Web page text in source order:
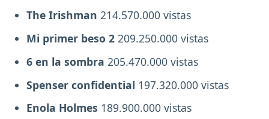
The Irishman 214.570.000 vistas
Mi primer beso 2 209.250.000 vistas
6 en la sombra 205.470.000 vistas
Spenser confidential 197.320.000 vistas
Enola Holmes 189.900.000 vistas